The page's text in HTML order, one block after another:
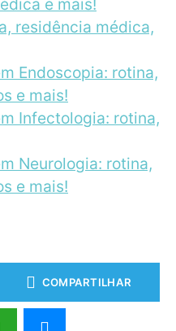
e mais!
residência médica,
Endoscopia: rotina,
e mais!
Infectologia: rotina,
Neurologia: rotina,
e mais!
COMPARTILHAR